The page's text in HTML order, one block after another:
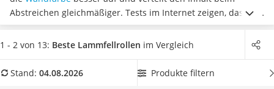
Doppelschleifer
Überwachungskamera
Benzinrasenmäher mit Elektrostart
Löschdecke
Abstreichen gleichmäßiger. Tests im Internet zeigen, dass ein
Abstreifgitter ein starkes Abtropfen der Rolle verhindert.
Dadurch vermeiden Sie Flecken auf dem Boden. Wählen Sie
sofort losmalen zu können. Überzeugt hat uns hier im August
1 - 2 von 13: Beste Lammfellrollen im Vergleich
Stand: 04.08.2026 Produkte filtern